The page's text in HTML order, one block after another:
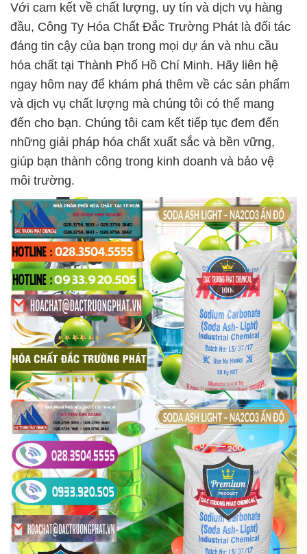
Với cam kết về chất lượng, uy tín và dịch vụ hàng
đầu, Công Ty Hóa Chất Đắc Trường Phát là đối tác
đáng tin cậy của bạn trong mọi dự án và nhu cầu
hóa chất tại Thành Phố Hồ Chí Minh. Hãy liên hệ
ngay hôm nay để khám phá thêm về các sản phẩm
và dịch vụ chất lượng mà chúng tôi có thể mang
đến cho bạn. Chúng tôi cam kết tiếp tục đem đến
những giải pháp hóa chất xuất sắc và bền vững,
giúp bạn thành công trong kinh doanh và bảo vệ
môi trường.